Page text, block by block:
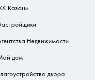
Казани
Недвижимости
дом
двора